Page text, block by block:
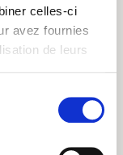
celles-ci
avez fournies
de leurs
blanche amère.
Toutes les
une saveur plus
des pétales
vos madeleines